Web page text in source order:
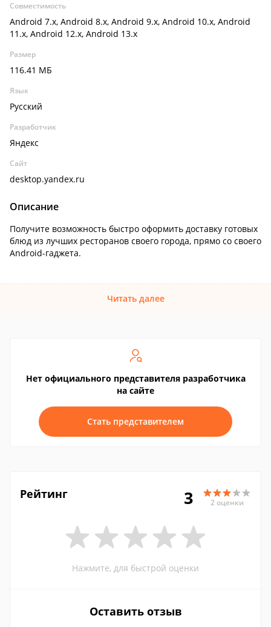
Совместимость
Android 7.x, Android 8.x, Android 9.x, Android 10.x, Android
11.x, Android 12.x, Android 13.x
Размер
116.41 МБ
Язык
Русский
Разработчик
Яндекс
Сайт
desktop.yandex.ru
Описание
Получите возможность быстро оформить доставку готовых
блюд из лучших ресторанов своего города, прямо со своего
Android-гаджета.
Читать далее
Нет официального представителя разработчика
на сайте
Стать представителем
Рейтинг 3 2 оценки
Нажмите, для быстрой оценки
Оставить отзыв